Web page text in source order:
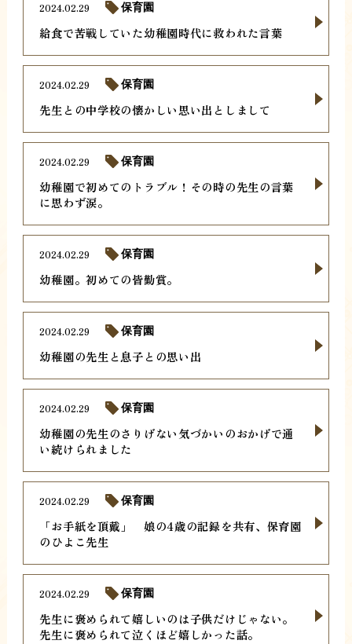
給食で苦戦していた幼稚園時代に救われた言葉
2024.02.29 保育園
先生との中学校の懐かしい思い出としまして
2024.02.29 保育園
幼稚園で初めてのトラブル！その時の先生の言葉
に思わず涙。
2024.02.29 保育園
幼稚園。初めての皆勤賞。
2024.02.29 保育園
幼稚園の先生と息子との思い出
2024.02.29 保育園
幼稚園の先生のさりげない気づかいのおかげで通
い続けられました
2024.02.29 保育園
「お手紙を頂戴」 娘の4歳の記録を共有、保育園
のひよこ先生
2024.02.29 保育園
先生に褒められて嬉しいのは子供だけじゃない。
先生に褒められて泣くほど嬉しかった話。
2024.02.29 保育園